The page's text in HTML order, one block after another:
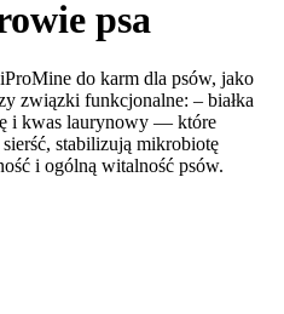
psa
do karm dla psów, jako
związki funkcjonalne: – białka
i kwas laurynowy — które
stabilizują mikrobiotę
i ogólną witalność psów.